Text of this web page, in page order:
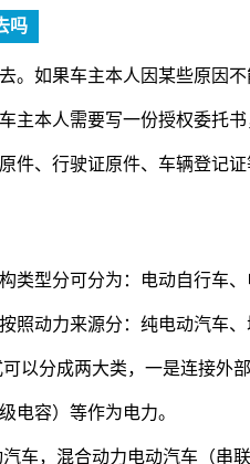
吗
。如果车主本人因某些原因
主本人需要写一份授权委托
件、行驶证原件、车辆登记
类型分可分为：电动自行车
照动力来源分：纯电动汽车
以分成两大类，一是连接外
电容）等作为电力。
车，混合动力电动汽车（串